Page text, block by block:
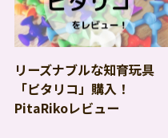
リーズナブルな知育玩具
「ピタリコ」購入！
PitaRikoレビュー